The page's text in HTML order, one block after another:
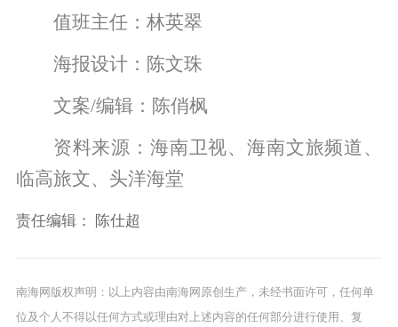
值班主任：林英翠
海报设计：陈文珠
文案/编辑：陈俏枫
资料来源：海南卫视、海南文旅频道、
临高旅文、头洋海堂
责任编辑： 陈仕超
南海网版权声明：以上内容由南海网原创生产，未经书面许可，任何单
位及个人不得以任何方式或理由对上述内容的任何部分进行使用、复